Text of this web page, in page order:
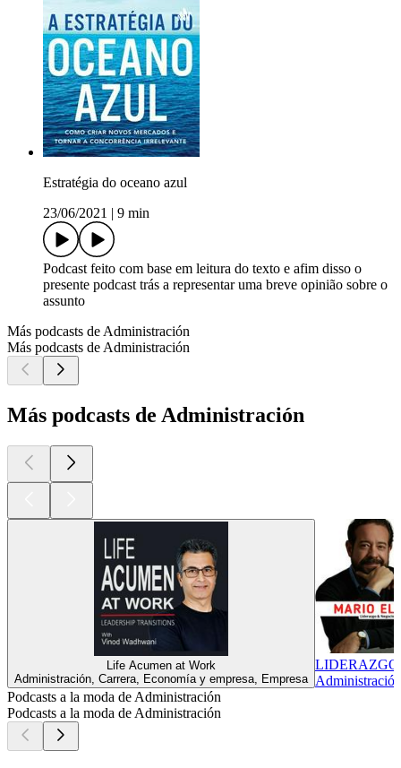
Estratégia do oceano azul
23/06/2021
9 min
Podcast feito com base em leitura do texto e afim disso o
presente podcast trás a representar uma breve opinião sobre o
assunto
Más podcasts de Administración
Más podcasts de Administración
Más podcasts de Administración
Life Acumen at Work
Administración, Carrera, Economía y empresa, Empresa
LIDERAZGO
Podcasts a la moda de Administración
Podcasts a la moda de Administración